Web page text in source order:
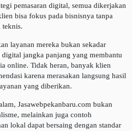
pemasaran digital, semua dikerjakan
bisa fokus pada bisnisnya tanpa
teknis.
layanan mereka bukan sekadar
jangka panjang yang membantu
online. Tidak heran, banyak klien
karena merasakan langsung hasil
yang diberikan.
Jasawebpekanbaru.com bukan
melainkan juga contoh
lokal dapat bersaing dengan standar